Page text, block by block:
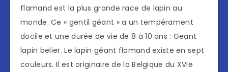
flamand est la plus grande race de lapin au
monde. Ce « gentil géant » a un tempérament
docile et une durée de vie de 8 à 10 ans : Geant
lapin belier. Le lapin géant flamand existe en sept
couleurs. Il est originaire de la Belgique du XVIe